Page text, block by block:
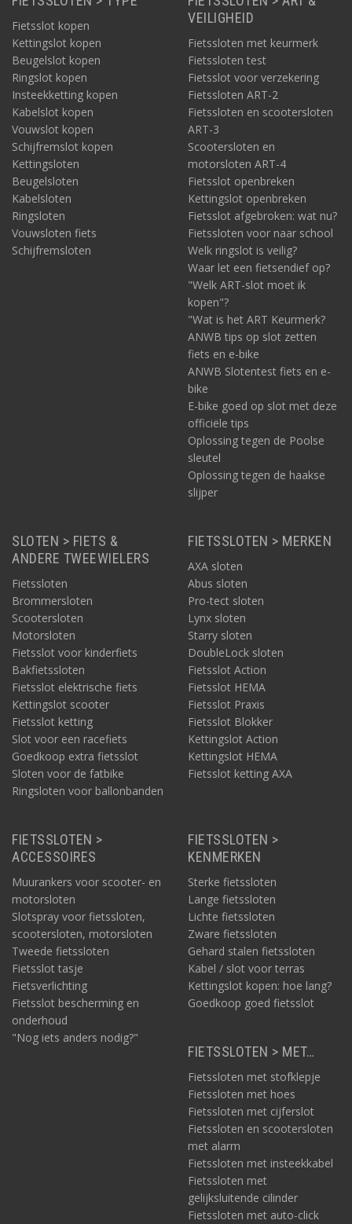
Fietsslot kopen
Kettingslot kopen
Beugelslot kopen
Ringslot kopen
Insteekketting kopen
Kabelslot kopen
Vouwslot kopen
Schijfremslot kopen
Kettingsloten
Beugelsloten
Kabelsloten
Ringsloten
Vouwsloten fiets
Schijfremsloten
VEILIGHEID
Fietssloten met keurmerk
Fietssloten test
Fietsslot voor verzekering
Fietssloten ART-2
Fietssloten en scootersloten
ART-3
Scootersloten en
motorsloten ART-4
Fietsslot openbreken
Kettingslot openbreken
Fietsslot afgebroken: wat nu?
Fietssloten voor naar school
Welk ringslot is veilig?
Waar let een fietsendief op?
"Welk ART-slot moet ik
kopen"?
"Wat is het ART Keurmerk?
ANWB tips op slot zetten
fiets en e-bike
ANWB Slotentest fiets en e-
bike
E-bike goed op slot met deze
officiële tips
Oplossing tegen de Poolse
sleutel
Oplossing tegen de haakse
slijper
SLOTEN > FIETS &
ANDERE TWEEWIELERS
Fietssloten
Brommersloten
Scootersloten
Motorsloten
Fietsslot voor kinderfiets
Bakfietssloten
Fietsslot elektrische fiets
Kettingslot scooter
Fietsslot ketting
Slot voor een racefiets
Goedkoop extra fietsslot
Sloten voor de fatbike
Ringsloten voor ballonbanden
FIETSSLOTEN > MERKEN
AXA sloten
Abus sloten
Pro-tect sloten
Lynx sloten
Starry sloten
DoubleLock sloten
Fietsslot Action
Fietsslot HEMA
Fietsslot Praxis
Fietsslot Blokker
Kettingslot Action
Kettingslot HEMA
Fietsslot ketting AXA
FIETSSLOTEN >
ACCESSOIRES
Muurankers voor scooter- en
motorsloten
Slotspray voor fietssloten,
scootersloten, motorsloten
Tweede fietssloten
Fietsslot tasje
Fietsverlichting
Fietsslot bescherming en
onderhoud
"Nog iets anders nodig?"
FIETSSLOTEN >
KENMERKEN
Sterke fietssloten
Lange fietssloten
Lichte fietssloten
Zware fietssloten
Gehard stalen fietssloten
Kabel / slot voor terras
Kettingslot kopen: hoe lang?
Goedkoop goed fietsslot
FIETSSLOTEN > MET…
Fietssloten met stofklepje
Fietssloten met hoes
Fietssloten met cijferslot
Fietssloten en scootersloten
met alarm
Fietssloten met insteekkabel
Fietssloten met
gelijksluitende cilinder
Fietssloten met auto-click